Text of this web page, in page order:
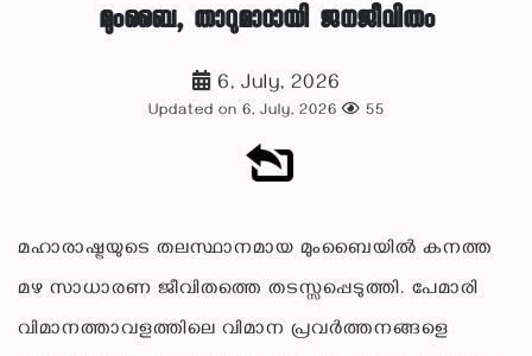
മുംബൈ, താറുമാറായി ജനജീവിതം
6, July, 2026
Updated on 6, July, 2026 55
മഹാരാഷ്ട്രയുടെ തലസ്ഥാനമായ മുംബൈയിൽ കനത്ത
മഴ സാധാരണ ജീവിതത്തെ തടസ്സപ്പെടുത്തി. പേമാരി
വിമാനത്താവളത്തിലെ വിമാന പ്രവർത്തനങ്ങളെ